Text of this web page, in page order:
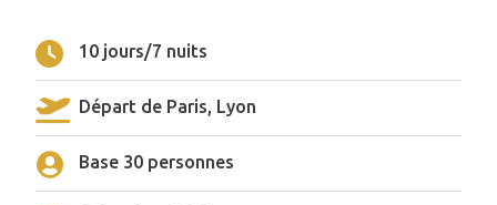
10 jours/7 nuits
Départ de Paris, Lyon
Base 30 personnes